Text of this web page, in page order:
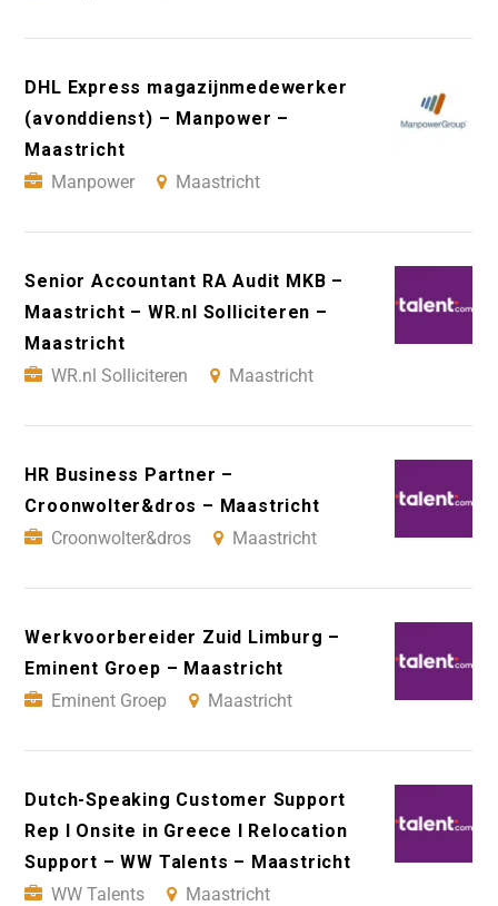
DHL Express magazijnmedewerker
(avonddienst) – Manpower –
Maastricht
Manpower
Maastricht
Senior Accountant RA Audit MKB –
Maastricht – WR.nl Solliciteren –
Maastricht
WR.nl Solliciteren
Maastricht
HR Business Partner –
Croonwolter&dros – Maastricht
Croonwolter&dros
Maastricht
Werkvoorbereider Zuid Limburg –
Eminent Groep – Maastricht
Eminent Groep
Maastricht
Dutch-Speaking Customer Support
Rep I Onsite in Greece I Relocation
Support – WW Talents – Maastricht
WW Talents
Maastricht